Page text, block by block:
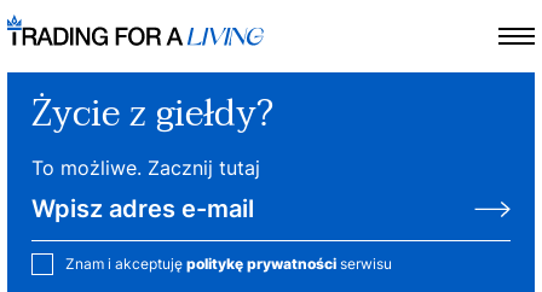
Życie z giełdy?
To możliwe. Zacznij tutaj
Znam i akceptuję politykę prywatności serwisu